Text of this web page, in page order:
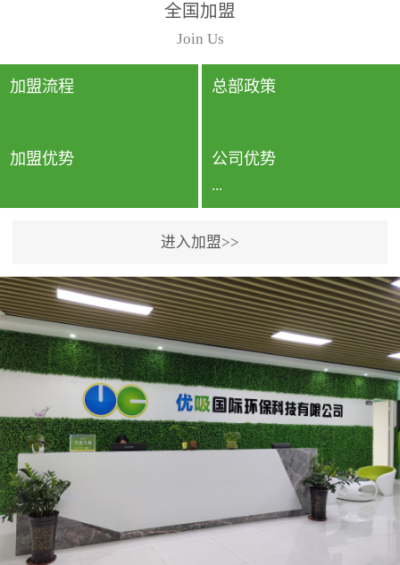
动，人类长时间停留的室
内空间都有整体消毒的需
要。因为空间内人流携带
的、空气...
行国家规定的标准检测方
法，空气采样量准确，检
测结果可靠，远胜于其他
检测...
全国加盟
Join Us
加盟流程 总部政策
加盟优势 公司优势
...
专利保护优势、双甲资质
企业（“室内环境净化治理
甲级施工资质”“室内环境
污染治理资质等级证
书”）、拥有多名高级《环
境工程高级工程师》室内
空气治理资格认证的治理
人员、掌握室内空气净化
治理实用技术和五项专利
技术、八项计算机软件著
作权登记证书等。研发实
进入加盟>>